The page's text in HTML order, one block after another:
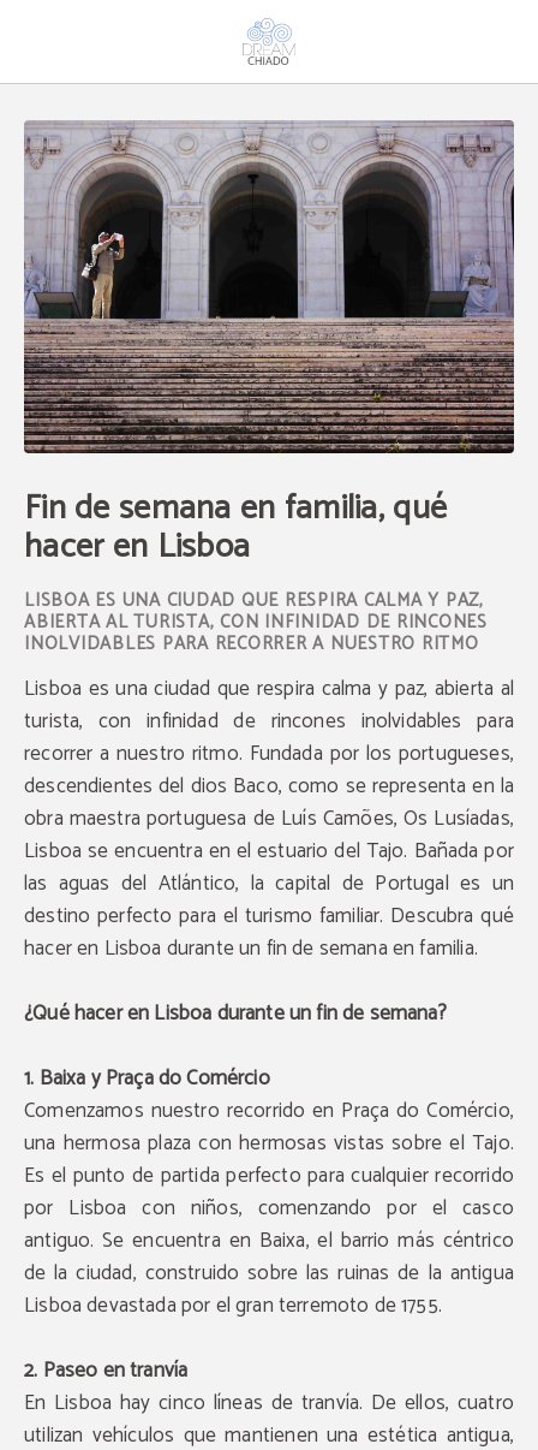
Fin de semana en familia, qué
hacer en Lisboa
LISBOA ES UNA CIUDAD QUE RESPIRA CALMA Y PAZ,
ABIERTA AL TURISTA, CON INFINIDAD DE RINCONES
INOLVIDABLES PARA RECORRER A NUESTRO RITMO
Lisboa es una ciudad que respira calma y paz, abierta al
turista, con infinidad de rincones inolvidables para
recorrer a nuestro ritmo. Fundada por los portugueses,
descendientes del dios Baco, como se representa en la
obra maestra portuguesa de Luís Camões, Os Lusíadas,
Lisboa se encuentra en el estuario del Tajo. Bañada por
las aguas del Atlántico, la capital de Portugal es un
destino perfecto para el turismo familiar. Descubra qué
hacer en Lisboa durante un fin de semana en familia.
¿Qué hacer en Lisboa durante un fin de semana?
1. Baixa y Praça do Comércio
Comenzamos nuestro recorrido en Praça do Comércio,
una hermosa plaza con hermosas vistas sobre el Tajo.
Es el punto de partida perfecto para cualquier recorrido
por Lisboa con niños, comenzando por el casco
antiguo. Se encuentra en Baixa, el barrio más céntrico
de la ciudad, construido sobre las ruinas de la antigua
Lisboa devastada por el gran terremoto de 1755.
2. Paseo en tranvía
En Lisboa hay cinco líneas de tranvía. De ellos, cuatro
utilizan vehículos que mantienen una estética antigua,